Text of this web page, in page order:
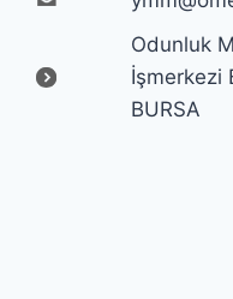
Odunluk
İşmerkezi
BURSA